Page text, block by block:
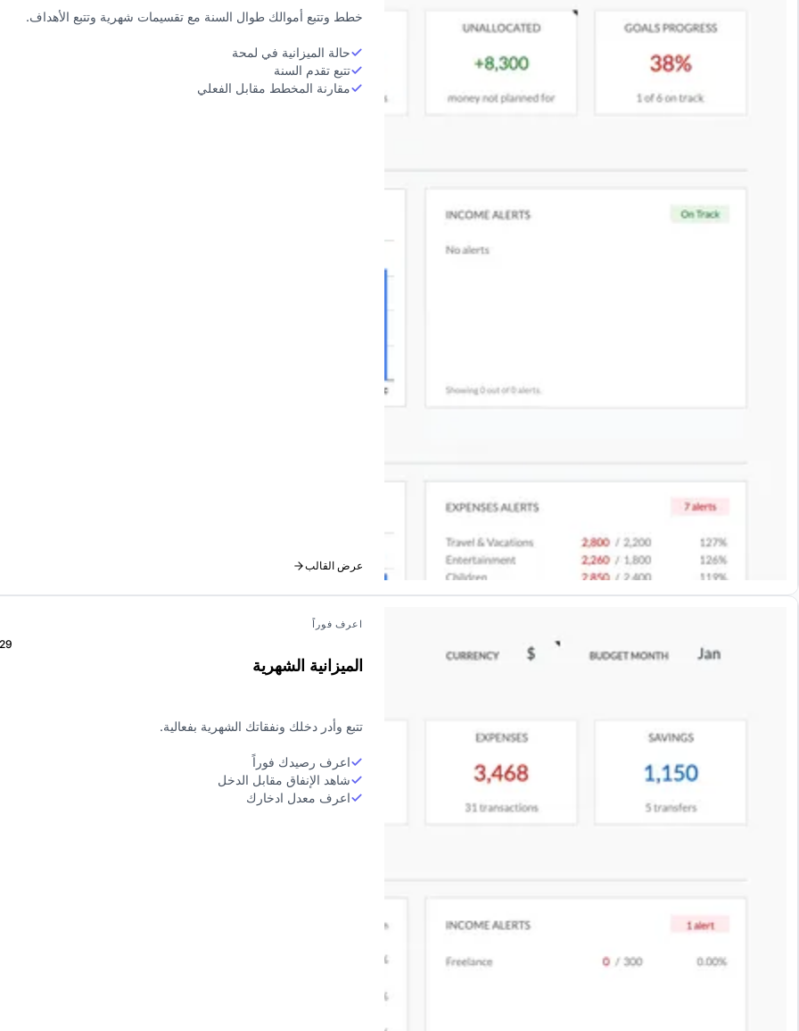
خطط وتتبع أموالك طوال السنة مع تقسيمات شهرية وتتبع الأهداف.
حالة الميزانية في لمحة
تتبع تقدم السنة
مقارنة المخطط مقابل الفعلي
عرض القالب
اعرف فوراً
الميزانية الشهرية
تتبع وأدر دخلك ونفقاتك الشهرية بفعالية.
اعرف رصيدك فوراً
شاهد الإنفاق مقابل الدخل
اعرف معدل ادخارك